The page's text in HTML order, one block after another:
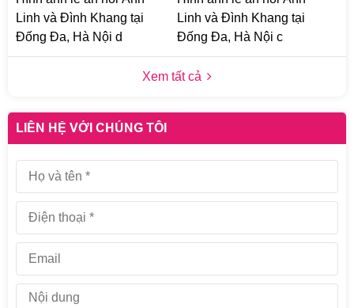
Linh và Đình Khang tại
Đống Đa, Hà Nội d
Linh và Đình Khang tại
Đống Đa, Hà Nội c
Xem tất cả
LIÊN HỆ VỚI CHÚNG TÔI